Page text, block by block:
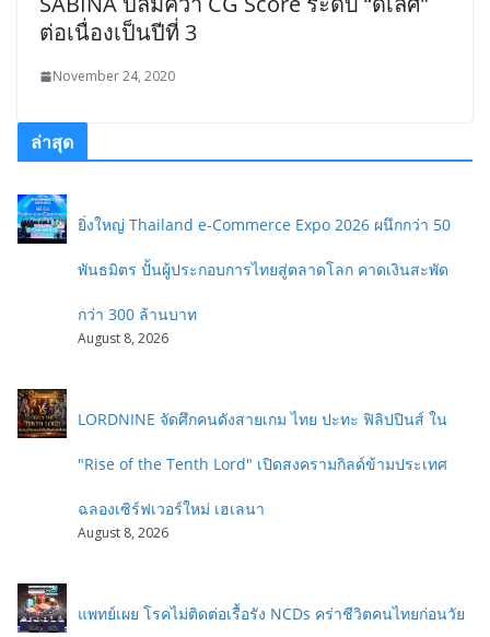
ต่อเนื่องเป็นปีที่ 3
November 24, 2020
ล่าสุด
ยิ่งใหญ่ Thailand e-Commerce Expo 2026 ผนึกกว่า 50
พันธมิตร ปั้นผู้ประกอบการไทยสู่ตลาดโลก คาดเงินสะพัด
กว่า 300 ล้านบาท
August 8, 2026
LORDNINE จัดศึกคนดังสายเกม ไทย ปะทะ ฟิลิปปินส์ ใน
"Rise of the Tenth Lord" เปิดสงครามกิลด์ข้ามประเทศ
ฉลองเซิร์ฟเวอร์ใหม่ เฮเลนา
August 8, 2026
แพทย์เผย โรคไม่ติดต่อเรื้อรัง NCDs คร่าชีวิตคนไทยก่อนวัย